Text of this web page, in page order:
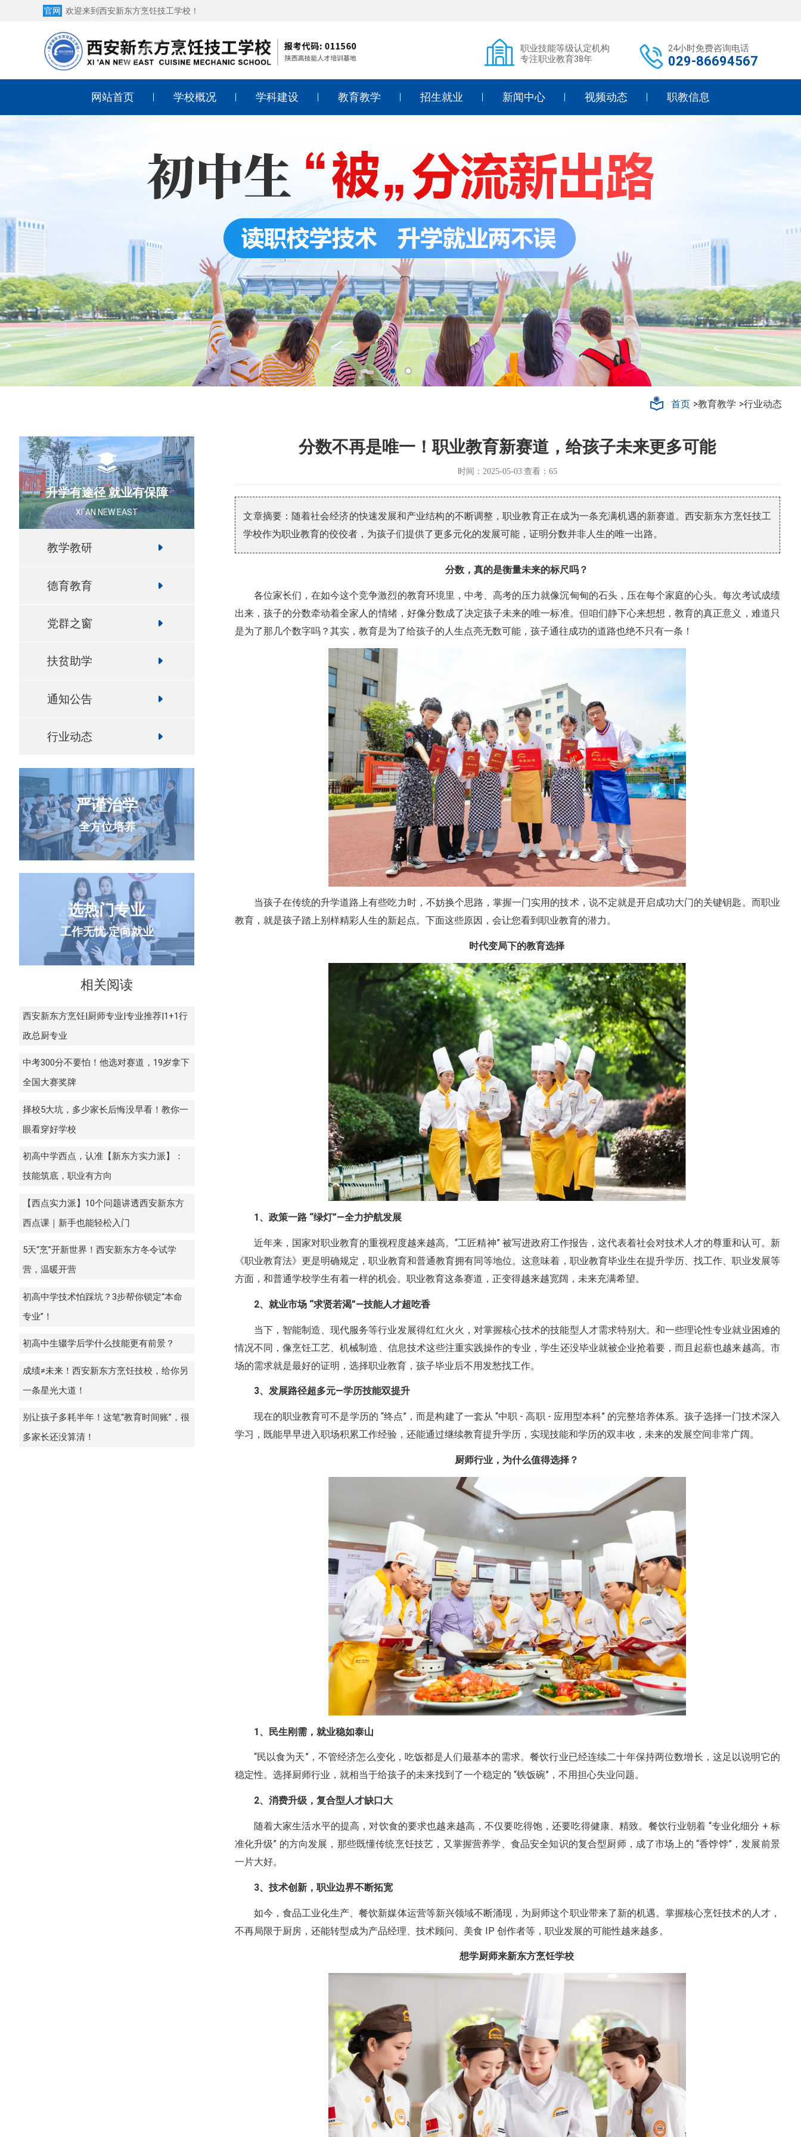
官网 欢迎来到西安新东方烹饪技工学校！
职业技能等级认定机构
专注职业教育38年
24小时免费咨询电话
029-86694567
网站首页 学校概况
学校环境
师资团队
学科建设
西式面点
西式烹调
酒店管理
幼儿教育
形象设计
高铁乘务
健康护理
教育教学
教育专利
技能考证
招生就业
入学须知
学费标准
入学答疑
线上报名
就业动态
新闻中心
德育教育
通知公告
行业动态
视频动态
职教政策
媒体聚焦
职教信息
形象设计
首页 >教育教学 >行业动态
升学有途径 就业有保障
XI`AN NEW EAST
教学教研
德育教育
党群之窗
扶贫助学
通知公告
行业动态
严谨治学
全方位培养
选热门专业
工作无忧 定向就业
相关阅读
西安新东方烹饪|厨师专业|专业推荐|1+1行
政总厨专业
中考300分不要怕！他选对赛道，19岁拿下
全国大赛奖牌
择校5大坑，多少家长后悔没早看！教你一
眼看穿好学校
初高中学西点，认准【新东方实力派】：
技能筑底，职业有方向
【西点实力派】10个问题讲透西安新东方
西点课｜新手也能轻松入门
5天“烹”开新世界！西安新东方冬令试学
营，温暖开营
初高中学技术怕踩坑？3步帮你锁定“本命
专业”！
初高中生辍学后学什么技能更有前景？
成绩≠未来！西安新东方烹饪技校，给你另
一条星光大道！
别让孩子多耗半年！这笔“教育时间账”，很
多家长还没算清！
分数不再是唯一！职业教育新赛道，给孩子未来更多可能
时间：2025-05-03 查看：65
文章摘要：随着社会经济的快速发展和产业结构的不断调整，职业教育正在成为一条充满机遇的新赛道。西安新东方烹饪技工
学校作为职业教育的佼佼者，为孩子们提供了更多元化的发展可能，证明分数并非人生的唯一出路。
分数，真的是衡量未来的标尺吗？
各位家长们，在如今这个竞争激烈的教育环境里，中考、高考的压力就像沉甸甸的石头，压在每个家庭的心头。每次考试成绩
出来，孩子的分数牵动着全家人的情绪，好像分数成了决定孩子未来的唯一标准。但咱们静下心来想想，教育的真正意义，难道只
是为了那几个数字吗？其实，教育是为了给孩子的人生点亮无数可能，孩子通往成功的道路也绝不只有一条！
当孩子在传统的升学道路上有些吃力时，不妨换个思路，掌握一门实用的技术，说不定就是开启成功大门的关键钥匙。而职业
教育，就是孩子踏上别样精彩人生的新起点。下面这些原因，会让您看到职业教育的潜力。
时代变局下的教育选择
1、政策一路 “绿灯”—全力护航发展
近年来，国家对职业教育的重视程度越来越高。“工匠精神” 被写进政府工作报告，这代表着社会对技术人才的尊重和认可。新
《职业教育法》更是明确规定，职业教育和普通教育拥有同等地位。这意味着，职业教育毕业生在提升学历、找工作、职业发展等
方面，和普通学校学生有着一样的机会。职业教育这条赛道，正变得越来越宽阔，未来充满希望。
2、就业市场 “求贤若渴”—技能人才超吃香
当下，智能制造、现代服务等行业发展得红红火火，对掌握核心技术的技能型人才需求特别大。和一些理论性专业就业困难的
情况不同，像烹饪工艺、机械制造、信息技术这些注重实践操作的专业，学生还没毕业就被企业抢着要，而且起薪也越来越高。市
场的需求就是最好的证明，选择职业教育，孩子毕业后不用发愁找工作。
3、发展路径超多元—学历技能双提升
现在的职业教育可不是学历的 “终点”，而是构建了一套从 “中职 - 高职 - 应用型本科” 的完整培养体系。孩子选择一门技术深入
学习，既能早早进入职场积累工作经验，还能通过继续教育提升学历，实现技能和学历的双丰收，未来的发展空间非常广阔。
厨师行业，为什么值得选择？
1、民生刚需，就业稳如泰山
“民以食为天”，不管经济怎么变化，吃饭都是人们最基本的需求。餐饮行业已经连续二十年保持两位数增长，这足以说明它的
稳定性。选择厨师行业，就相当于给孩子的未来找到了一个稳定的 “铁饭碗”，不用担心失业问题。
2、消费升级，复合型人才缺口大
随着大家生活水平的提高，对饮食的要求也越来越高，不仅要吃得饱，还要吃得健康、精致。餐饮行业朝着 “专业化细分 + 标
准化升级” 的方向发展，那些既懂传统烹饪技艺，又掌握营养学、食品安全知识的复合型厨师，成了市场上的 “香饽饽”，发展前景
一片大好。
3、技术创新，职业边界不断拓宽
如今，食品工业化生产、餐饮新媒体运营等新兴领域不断涌现，为厨师这个职业带来了新的机遇。掌握核心烹饪技术的人才，
不再局限于厨房，还能转型成为产品经理、技术顾问、美食 IP 创作者等，职业发展的可能性越来越多。
想学厨师来新东方烹饪学校